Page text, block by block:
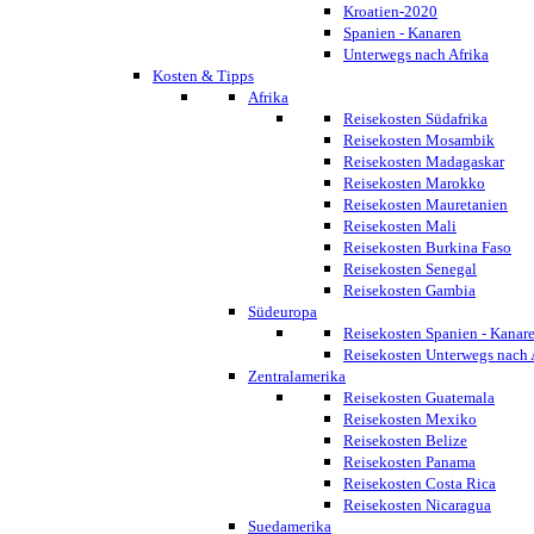
Kroatien-2020
Spanien - Kanaren
Unterwegs nach Afrika
Kosten & Tipps
Afrika
Reisekosten Südafrika
Reisekosten Mosambik
Reisekosten Madagaskar
Reisekosten Marokko
Reisekosten Mauretanien
Reisekosten Mali
Reisekosten Burkina Faso
Reisekosten Senegal
Reisekosten Gambia
Südeuropa
Reisekosten Spanien -
Reisekosten Unterwegs nach
Zentralamerika
Reisekosten Guatemala
Reisekosten Mexiko
Reisekosten Belize
Reisekosten Panama
Reisekosten Costa Rica
Reisekosten Nicaragua
Suedamerika